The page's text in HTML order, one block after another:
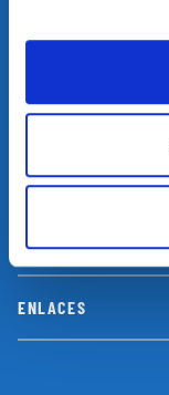
INFORMACIÓN
LEGAL
ENLACES
SUSCRIBIRSE